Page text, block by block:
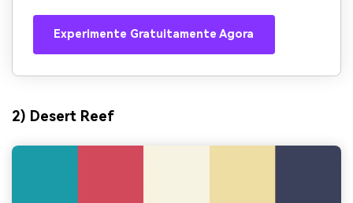
Experimente Gratuitamente Agora
2) Desert Reef